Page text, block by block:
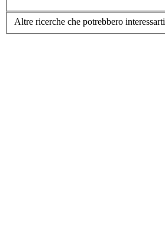
Altre ricerche che potrebbero interessarti